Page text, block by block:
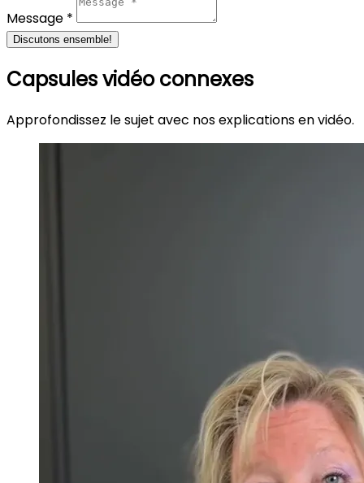
Message *
Discutons ensemble!
Capsules vidéo connexes
Approfondissez le sujet avec nos explications en vidéo.